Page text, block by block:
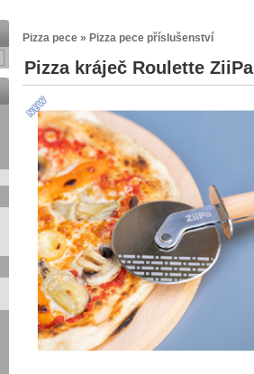
Pizza pece » Pizza pece příslušenství
Pizza kráječ Roulette ZiiPa